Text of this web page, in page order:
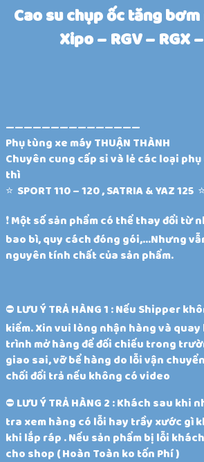
Cao su chụp ốc tăng
Xipo – RGV – RGX
———————————————
Phụ tùng xe máy THUẬN THÀNH
Chuyên cung cấp sỉ và lẻ các loại
thì
⭐️ SPORT 110 – 120 , SATRIA & YAZ 125 ⭐️
❗ Một số sản phẩm có thể thay đổi từ
bao bì, quy cách đóng gói,…Nhưng
nguyên tính chất của sản phẩm.
⛔️ LƯU Ý TRẢ HÀNG 1 : Nếu Shipper
kiểm. Xin vui lòng nhận hàng và
trình mở hàng để đối chiếu trong
giao sai, vỡ bể hàng do lỗi vận
chối đổi trả nếu không có video
⛔️ LƯU Ý TRẢ HÀNG 2 : Khách sau khi
tra xem hàng có lỗi hay trầy xước gì
khi lắp ráp . Nếu sản phẩm bị lỗi
cho shop ( Hoàn Toàn ko tốn Phí )